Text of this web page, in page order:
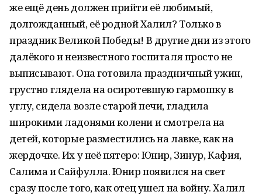
же ещё день должен прийти её любимый,
долгожданный, её родной Халил? Только в
праздник Великой Победы! В другие дни из этого
далёкого и неизвестного госпиталя просто не
выписывают. Она готовила праздничный ужин,
грустно глядела на осиротевшую гармошку в
углу, сидела возле старой печи, гладила
широкими ладонями колени и смотрела на
детей, которые разместились на лавке, как на
жердочке. Их у неё пятеро: Юнир, Зинур, Кафия,
Салима и Сайфулла. Юнир появился на свет
сразу после того, как отец ушел на войну. Халил